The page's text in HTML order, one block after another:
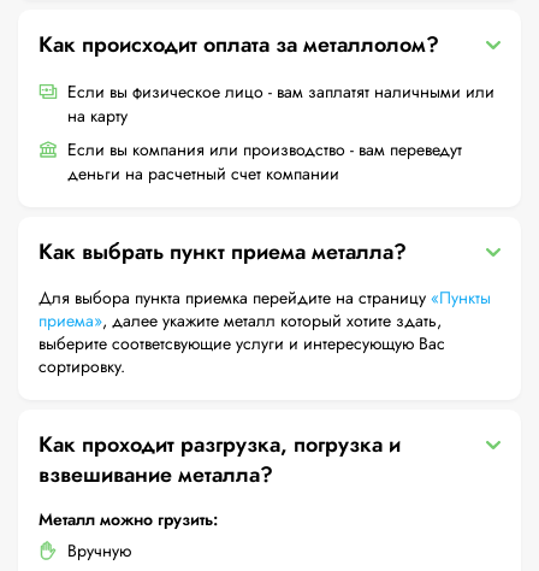
Как происходит оплата за металлолом?
Если вы физическое лицо - вам заплатят наличными или
на карту
Если вы компания или производство - вам переведут
деньги на расчетный счет компании
Как выбрать пункт приема металла?
Для выбора пункта приемка перейдите на страницу «Пункты
приема», далее укажите металл который хотите здать,
выберите соответсвующие услуги и интересующую Вас
сортировку.
Как проходит разгрузка, погрузка и
взвешивание металла?
Металл можно грузить:
Вручную